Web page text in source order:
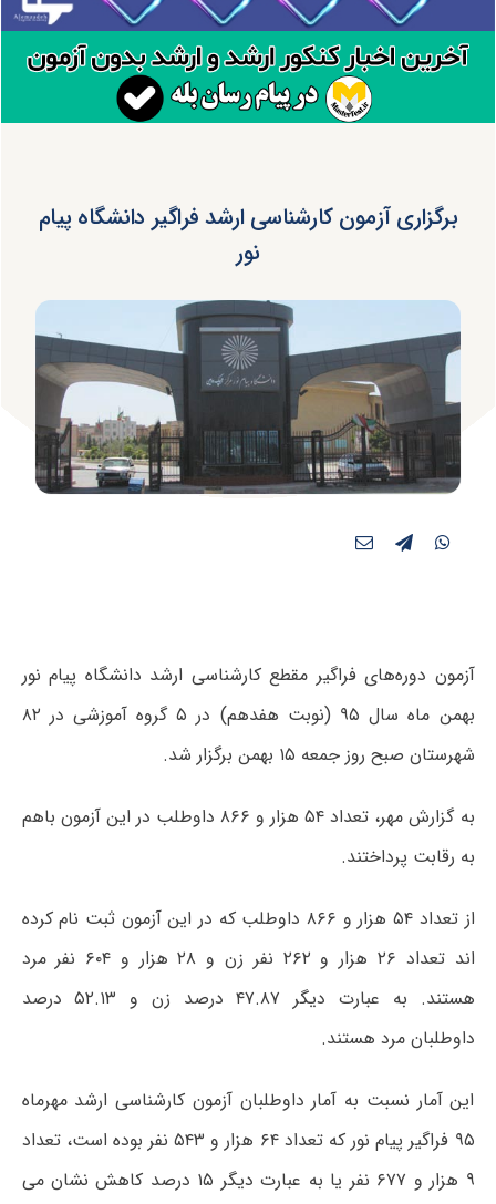
برگزاری آزمون کارشناسی ارشد فراگیر دانشگاه پیام
نور
آزمون دوره‌های فراگیر مقطع کارشناسی ارشد دانشگاه پیام نور
بهمن ماه سال ۹۵ (نوبت هفدهم) در ۵ گروه آموزشی در ۸۲
شهرستان صبح روز جمعه ۱۵ بهمن برگزار شد.
به گزارش مهر، تعداد ۵۴ هزار و ۸۶۶ داوطلب در این آزمون باهم
به رقابت پرداختند.
از تعداد ۵۴ هزار و ۸۶۶ داوطلب که در این آزمون ثبت نام کرده
اند تعداد ۲۶ هزار و ۲۶۲ نفر زن و ۲۸ هزار و ۶۰۴ نفر مرد
هستند. به عبارت دیگر ۴۷.۸۷ درصد زن و ۵۲.۱۳ درصد
داوطلبان مرد هستند.
این آمار نسبت به آمار داوطلبان آزمون کارشناسی ارشد مهرماه
۹۵ فراگیر پیام نور که تعداد ۶۴ هزار و ۵۴۳ نفر بوده است، تعداد
۹ هزار و ۶۷۷ نفر یا به عبارت دیگر ۱۵ درصد کاهش نشان می